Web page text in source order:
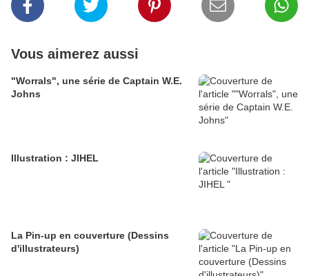
Vous aimerez aussi
"Worrals", une série de Captain W.E.
Johns
Illustration : JIHEL
La Pin-up en couverture (Dessins
d'illustrateurs)